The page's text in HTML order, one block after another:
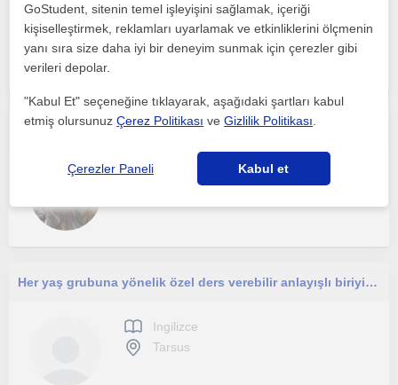
Ingilizce
Tarsus
her seviyeye ve yaşa uygun İngilizce öğretimi
Ingilizce
Her yaş grubuna yönelik özel ders verebilir anlayışlı biriyimdir öğrencinin gelişimini bekler ve izlerim onu ileriye taşırım
Ingilizce
Tarsus
GoStudent, sitenin temel işleyişini sağlamak, içeriği
kişiselleştirmek, reklamları uyarlamak ve etkinliklerini ölçmenin
yanı sıra size daha iyi bir deneyim sunmak için çerezler gibi
verileri depolar.
"Kabul Et" seçeneğine tıklayarak, aşağıdaki şartları kabul
etmiş olursunuzÇerez Politikası veGizlilik Politikası
Çerezler Paneli Kabul et